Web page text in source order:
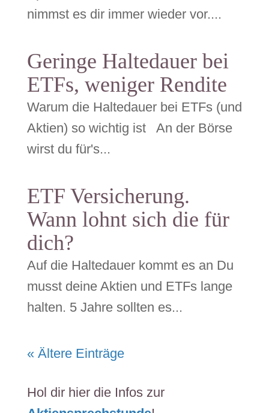
nimmst es dir immer wieder vor....
Geringe Haltedauer bei
ETFs, weniger Rendite
Warum die Haltedauer bei ETFs (und
Aktien) so wichtig ist An der Börse
wirst du für's...
ETF Versicherung.
Wann lohnt sich die für
dich?
Auf die Haltedauer kommt es an Du
musst deine Aktien und ETFs lange
halten. 5 Jahre sollten es...
« Ältere Einträge
Hol dir hier die Infos zur